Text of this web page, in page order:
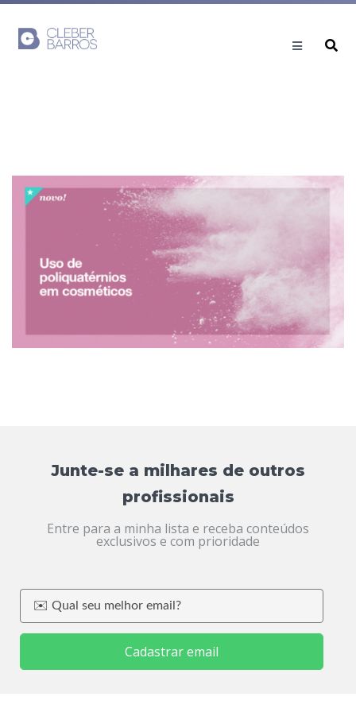
Junte-se a milhares de outros
profissionais
Entre para a minha lista e receba conteúdos
exclusivos e com prioridade
Cadastrar email